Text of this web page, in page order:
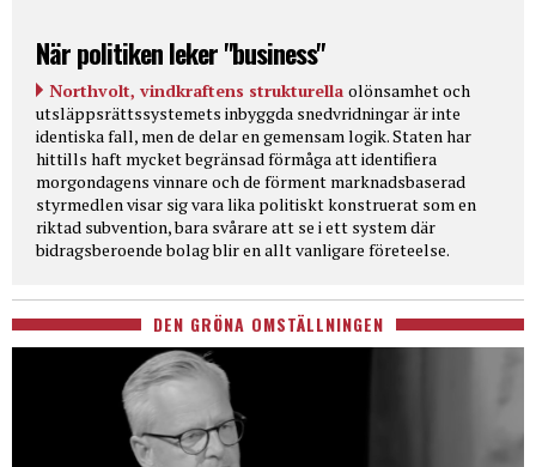
När politiken leker "business"
Northvolt, vindkraftens strukturella olönsamhet och
utsläppsrättssystemets inbyggda snedvridningar är inte
identiska fall, men de delar en gemensam logik. Staten har
hittills haft mycket begränsad förmåga att identifiera
morgondagens vinnare och de förment marknadsbaserad
styrmedlen visar sig vara lika politiskt konstruerat som en
riktad subvention, bara svårare att se i ett system där
bidragsberoende bolag blir en allt vanligare företeelse.
DEN GRÖNA OMSTÄLLNINGEN